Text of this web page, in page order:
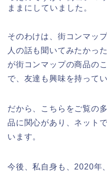
ままにしていました。
そのわけは、街コンマッ
人の話も聞いてみたかっ
が街コンマップの商品の
で、友達も興味を持って
だから、こちらをご覧の
品に関心があり、ネット
います。
今後、私自身も、2020年